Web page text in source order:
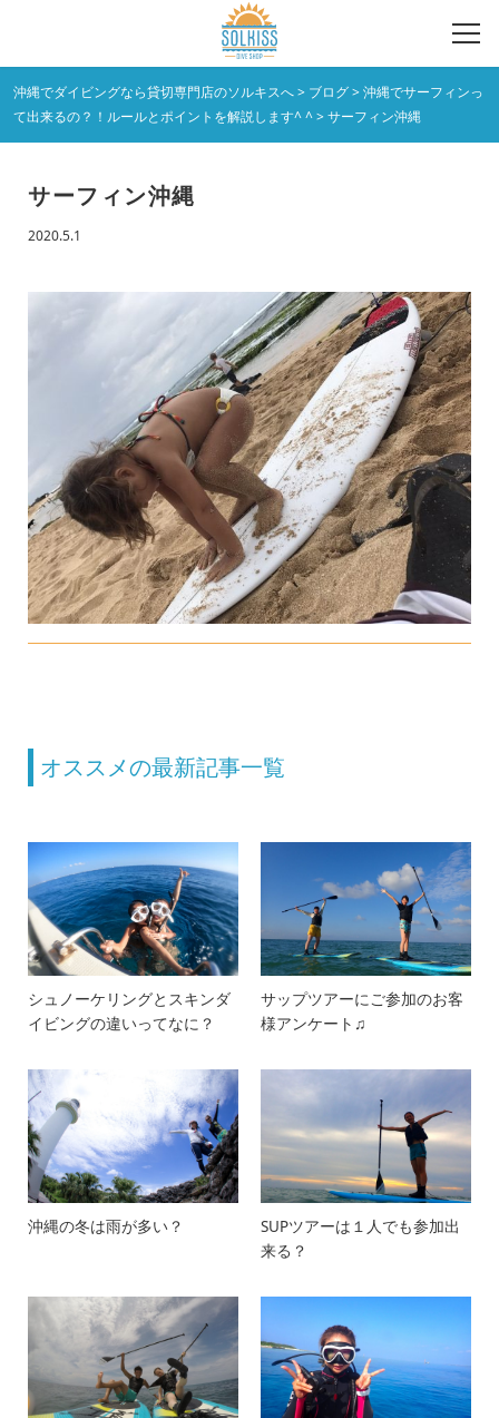
沖縄でダイビングなら貸切専門店のソルキスへ> ブログ>沖縄でサーフィンっ
て出来るの？！ルールとポイントを解説します^ ^>サーフィン沖縄
サーフィン沖縄
2020.5.1
オススメの最新記事一覧
シュノーケリングとスキンダ
イビングの違いってなに？
サップツアーにご参加のお客
様アンケート♫
沖縄の冬は雨が多い？
SUPツアーは１人でも参加出
来る？